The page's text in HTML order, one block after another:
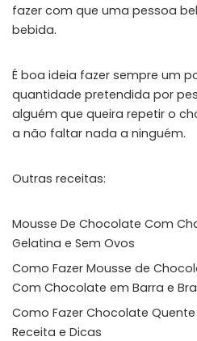
fazer com que uma pessoa
bebida.
É boa ideia fazer sempre um
quantidade pretendida por
alguém que queira repetir o
a não faltar nada a ninguém.
Outras receitas:
Mousse De Chocolate Com
Gelatina e Sem Ovos
Como Fazer Mousse de
Com Chocolate em Barra e
Como Fazer Chocolate
Receita e Dicas